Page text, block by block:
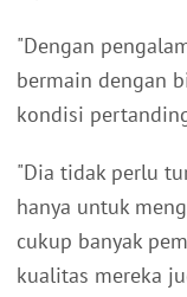
"Dengan
bermain dengan
kondisi
"Dia tidak perlu
hanya untuk
cukup banyak
kualitas mereka